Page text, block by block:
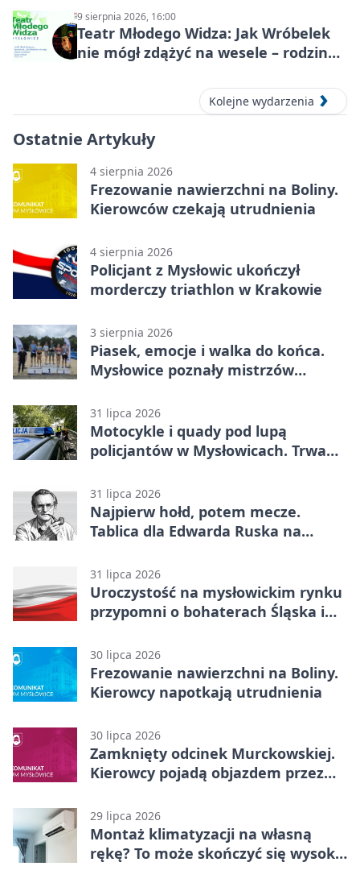
9 sierpnia 2026, 16:00
Teatr Młodego Widza: Jak Wróbelek
nie mógł zdążyć na wesele – rodzinny
Kolejne wydarzenia
Ostatnie Artykuły
4 sierpnia 2026
Frezowanie nawierzchni na Boliny.
Kierowców czekają utrudnienia
4 sierpnia 2026
Policjant z Mysłowic ukończył
morderczy triathlon w Krakowie
3 sierpnia 2026
Piasek, emocje i walka do końca.
Mysłowice poznały mistrzów
31 lipca 2026
Motocykle i quady pod lupą
policjantów w Mysłowicach. Trwa
31 lipca 2026
Najpierw hołd, potem mecze.
Tablica dla Edwarda Ruska na
31 lipca 2026
Uroczystość na mysłowickim rynku
przypomni o bohaterach Śląska i
30 lipca 2026
Frezowanie nawierzchni na Boliny.
Kierowcy napotkają utrudnienia
30 lipca 2026
Zamknięty odcinek Murckowskiej.
Kierowcy pojadą objazdem przez
29 lipca 2026
Montaż klimatyzacji na własną
rękę? To może skończyć się wysoką